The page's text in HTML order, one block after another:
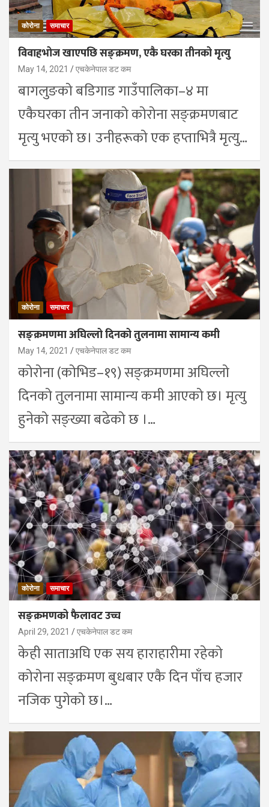
कोरोना समाचार
विवाहभोज खाएपछि सङ्क्रमण, एकै घरका तीनको मृत्यु
May 14, 2021 एचकेनेपाल डट कम
बागलुङको बडिगाड गाउँपालिका–४ मा
एकैघरका तीन जनाको कोरोना सङ्क्रमणबाट
मृत्यु भएको छ। उनीहरूको एक हप्ताभित्रै मृत्यु…
कोरोना समाचार
सङ्क्रमणमा अघिल्लो दिनको तुलनामा सामान्य कमी
May 14, 2021 एचकेनेपाल डट कम
कोरोना (कोभिड–१९) सङ्क्रमणमा अघिल्लो
दिनको तुलनामा सामान्य कमी आएको छ। मृत्यु
हुनेको सङ्ख्या बढेको छ ।…
कोरोना समाचार
सङ्क्रमणको फैलावट उच्च
April 29, 2021 एचकेनेपाल डट कम
केही साताअघि एक सय हाराहारीमा रहेको
कोरोना सङ्क्रमण बुधबार एकै दिन पाँच हजार
नजिक पुगेको छ।…